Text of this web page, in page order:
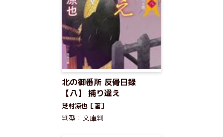
北の御番所 反骨日録
【八】 捕り違え
芝村凉也［著］
判型：文庫判